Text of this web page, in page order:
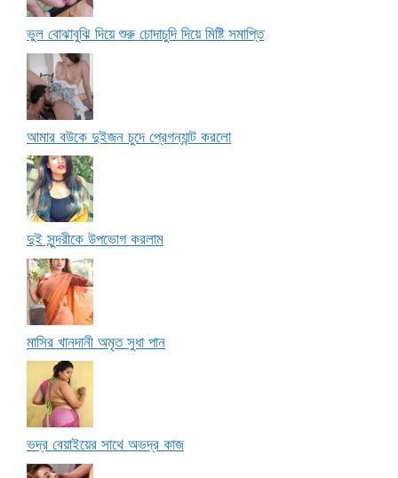
ভুল বোঝাবুঝি দিয়ে শুরু চোদাচুদি দিয়ে মিষ্টি সমাপ্তি
আমার বউকে দুইজন চুদে প্রেগন্যান্ট করলো
দুই সুন্দরীকে উপভোগ করলাম
মাসির খানদানী অমৃত সুধা পান
ভদ্র বেয়াইয়ের সাথে অভদ্র কাজ